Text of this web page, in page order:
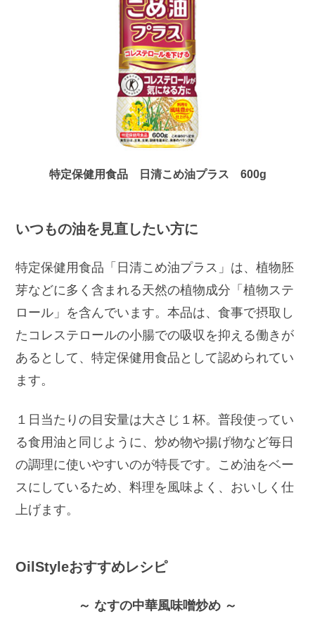
特定保健用食品 日清こめ油プラス 600g
いつもの油を見直したい方に
特定保健用食品「日清こめ油プラス」は、植物胚
芽などに多く含まれる天然の植物成分「植物ステ
ロール」を含んでいます。本品は、食事で摂取し
たコレステロールの小腸での吸収を抑える働きが
あるとして、特定保健用食品として認められてい
ます。
１日当たりの目安量は大さじ１杯。普段使ってい
る食用油と同じように、炒め物や揚げ物など毎日
の調理に使いやすいのが特長です。こめ油をベー
スにしているため、料理を風味よく、おいしく仕
上げます。
OilStyleおすすめレシピ
～ なすの中華風味噌炒め ～